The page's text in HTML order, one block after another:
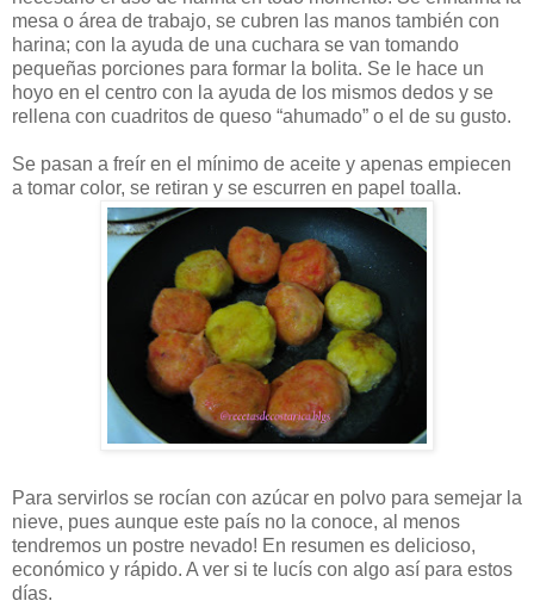
mesa o área de trabajo, se cubren las manos también con
harina; con la ayuda de una cuchara se van tomando
pequeñas porciones para formar la bolita. Se le hace un
hoyo en el centro con la ayuda de los mismos dedos y se
rellena con cuadritos de queso “ahumado” o el de su gusto.
Se pasan a freír en el mínimo de aceite y apenas empiecen
a tomar color, se retiran y se escurren en papel toalla.
Para servirlos se rocían con azúcar en polvo para semejar la
nieve, pues aunque este país no la conoce, al menos
tendremos un postre nevado! En resumen es delicioso,
económico y rápido. A ver si te lucís con algo así para estos
días.